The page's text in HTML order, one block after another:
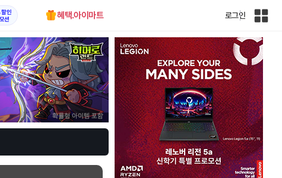
인
션
혜택.아이마트 로그인
인
전
체
사
이
트
맵